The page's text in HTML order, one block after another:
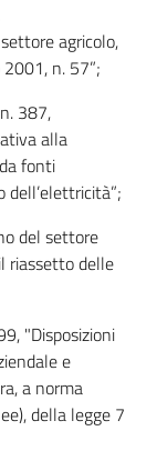
agricolo,
n. 57”;
387,
alla
fonti
del settore
riassetto delle
"Disposizioni
e
a norma
della legge 7